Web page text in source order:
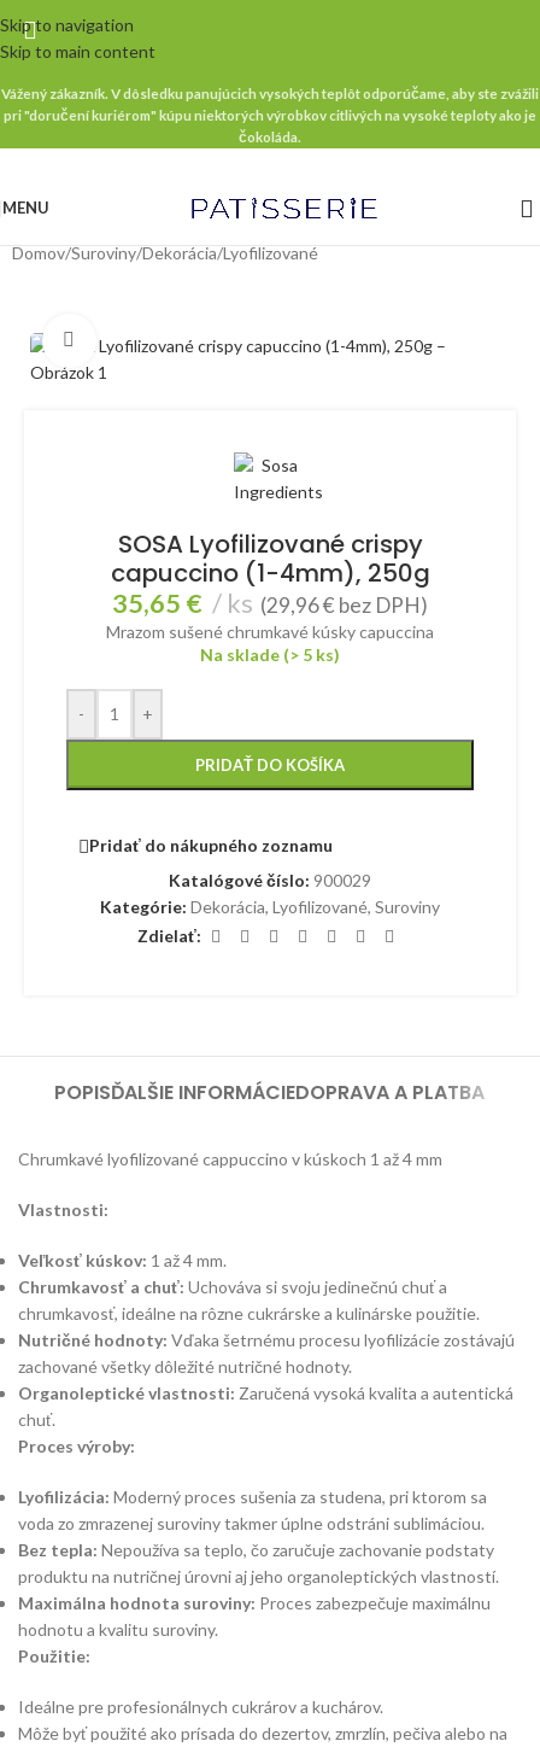
Skip to navigation
Skip to main content
Vážený zákazník. V dôsledku panujúcich vysokých teplôt odporúčame, aby ste zvážili
pri "doručení kuriérom" kúpu niektorých výrobkov citlivých na vysoké teploty ako je
čokoláda.
MENU
Domov/Suroviny/Dekorácia/Lyofilizované
Klikni pre zväčšenie
SOSA Lyofilizované crispy
capuccino (1-4mm), 250g
35,65 € ks (29,96€ bez DPH)
Mrazom sušené chrumkavé kúsky capuccina
Na sklade (> 5 ks)
- +
PRIDAŤ DO KOŠÍKA
Pridať do nákupného zoznamu
Katalógové číslo: 900029
Kategórie: Dekorácia, Lyofilizované, Suroviny
Zdielať:
POPISĎALŠIE INFORMÁCIEDOPRAVA A PLATBA
Chrumkavé lyofilizované cappuccino v kúskoch 1 až 4 mm
Vlastnosti:
Veľkosť kúskov: 1 až 4 mm.
Chrumkavosť a chuť: Uchováva si svoju jedinečnú chuť a
chrumkavosť, ideálne na rôzne cukrárske a kulinárske použitie.
Nutričné hodnoty: Vďaka šetrnému procesu lyofilizácie zostávajú
zachované všetky dôležité nutričné hodnoty.
Organoleptické vlastnosti: Zaručená vysoká kvalita a autentická
chuť.
Proces výroby:
Lyofilizácia: Moderný proces sušenia za studena, pri ktorom sa
voda zo zmrazenej suroviny takmer úplne odstráni sublimáciou.
Bez tepla: Nepoužíva sa teplo, čo zaručuje zachovanie podstaty
produktu na nutričnej úrovni aj jeho organoleptických vlastností.
Maximálna hodnota suroviny: Proces zabezpečuje maximálnu
hodnotu a kvalitu suroviny.
Použitie:
Ideálne pre profesionálnych cukrárov a kuchárov.
Môže byť použité ako prísada do dezertov, zmrzlín, pečiva alebo na